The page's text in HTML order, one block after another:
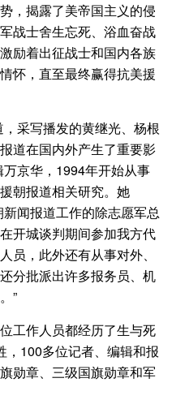
，揭露了美帝国主义的侵
战士舍生忘死、浴血奋战
励着出征战士和国内各族
怀，直至最终赢得抗美援
采写播发的黄继光、杨根
道在国内外产生了重要影
京华，1994年开始从事
朝报道相关研究。她
闻报道工作的除志愿军总
开城谈判期间参加我方代
员，此外还有从事对外、
分批派出许多报务员、机
”
作人员都经历了生与死
，100多位记者、编辑和报
勋章、三级国旗勋章和军